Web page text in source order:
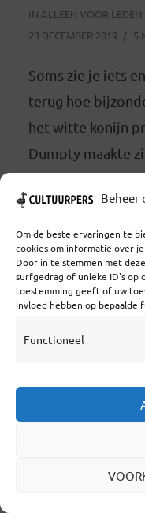
Beheer
Om de beste ervaringen te
cookies om informatie over
Door in te stemmen met
surfgedrag of unieke ID's op
toestemming geeft of uw
invloed hebben op bepaalde
Functioneel
IN ALLEEN VOOR LEDEN,
23 DECEMBER 2019
5
Soms zie je iets
terug hoe
het witte konijn
Dumpty maakte
ving? Ik heb
Virtual Reality
installatie keek
een VR-werk
alleen kon
personages ook...
HET